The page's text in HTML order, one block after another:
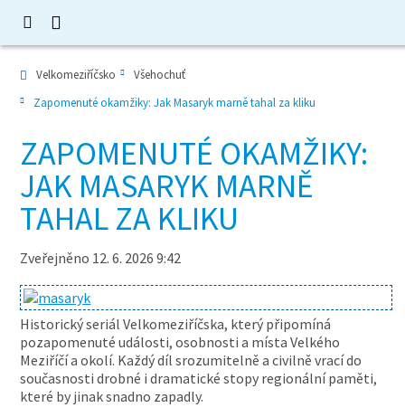
Velkomeziříčsko
Všehochuť
Zapomenuté okamžiky: Jak Masaryk marně tahal za kliku
ZAPOMENUTÉ OKAMŽIKY:
JAK MASARYK MARNĚ
TAHAL ZA KLIKU
Zveřejněno 12. 6. 2026 9:42
Historický seriál Velkomeziříčska, který připomíná
pozapomenuté události, osobnosti a místa Velkého
Meziříčí a okolí. Každý díl srozumitelně a civilně vrací do
současnosti drobné i dramatické stopy regionální paměti,
které by jinak snadno zapadly.